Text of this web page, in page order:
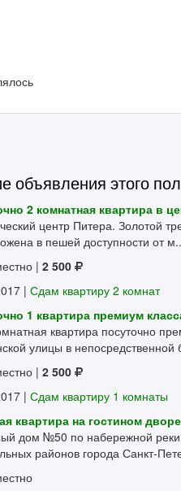
объявления этого
2 комнатная квартира в
центр Питера. Золотой
в пешей доступности от
| 2 500
| Сдам квартиру 2 комнат
1 квартира премиум
квартира посуточно
улицы в непосредственной
| 2 500
| Сдам квартиру 1 комнаты
квартира на гостином дворе
дом №50 по набережной
районов города Санкт-